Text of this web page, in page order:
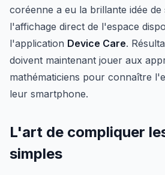
coréenne a eu la brillante idée
l'affichage direct de l'espace
l'application Device Care.
doivent maintenant jouer aux
mathématiciens pour connaître
leur smartphone.
L'art de compliquer
simples